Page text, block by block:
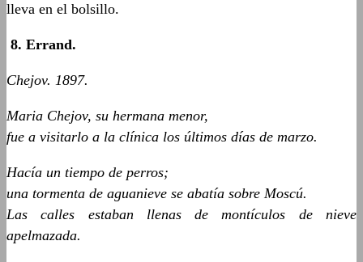
lleva en el bolsillo.
8. Errand.
Chejov. 1897.
Maria Chejov, su hermana menor,
fue a visitarlo a la clínica los últimos días de marzo.
Hacía un tiempo de perros;
una tormenta de aguanieve se abatía sobre Moscú.
Las calles estaban llenas de montículos de nieve
apelmazada.